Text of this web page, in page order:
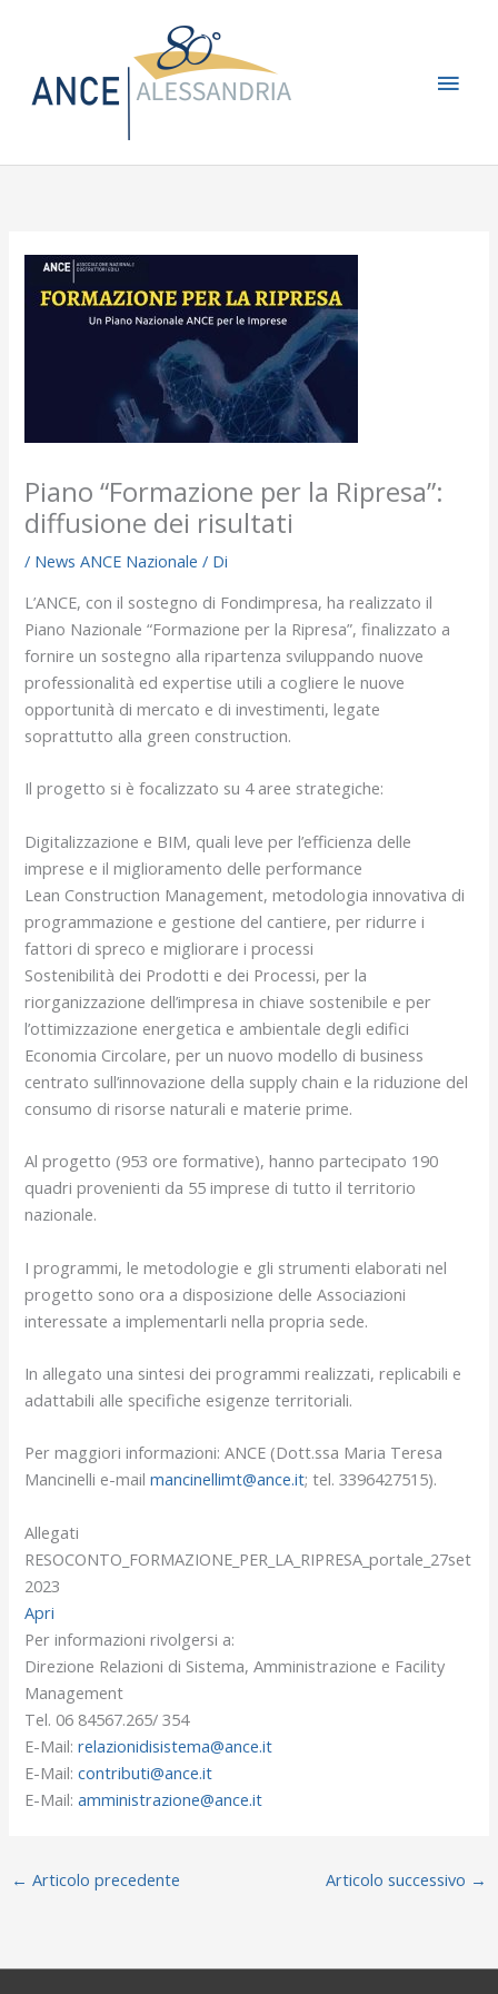
Piano “Formazione per la Ripresa”:
diffusione dei risultati
/ News ANCE Nazionale / Di
L’ANCE, con il sostegno di Fondimpresa, ha realizzato il
Piano Nazionale “Formazione per la Ripresa”, finalizzato a
fornire un sostegno alla ripartenza sviluppando nuove
professionalità ed expertise utili a cogliere le nuove
opportunità di mercato e di investimenti, legate
soprattutto alla green construction.
Il progetto si è focalizzato su 4 aree strategiche:
Digitalizzazione e BIM, quali leve per l’efficienza delle
imprese e il miglioramento delle performance
Lean Construction Management, metodologia innovativa di
programmazione e gestione del cantiere, per ridurre i
fattori di spreco e migliorare i processi
Sostenibilità dei Prodotti e dei Processi, per la
riorganizzazione dell’impresa in chiave sostenibile e per
l’ottimizzazione energetica e ambientale degli edifici
Economia Circolare, per un nuovo modello di business
centrato sull’innovazione della supply chain e la riduzione del
consumo di risorse naturali e materie prime.
Al progetto (953 ore formative), hanno partecipato 190
quadri provenienti da 55 imprese di tutto il territorio
nazionale.
I programmi, le metodologie e gli strumenti elaborati nel
progetto sono ora a disposizione delle Associazioni
interessate a implementarli nella propria sede.
In allegato una sintesi dei programmi realizzati, replicabili e
adattabili alle specifiche esigenze territoriali.
Per maggiori informazioni: ANCE (Dott.ssa Maria Teresa
Mancinelli e-mailmancinellimt@ance.it; tel. 3396427515).
Allegati
RESOCONTO_FORMAZIONE_PER_LA_RIPRESA_portale_27set
2023
Apri
Per informazioni rivolgersi a:
Direzione Relazioni di Sistema, Amministrazione e Facility
Management
Tel. 06 84567.265/ 354
E-Mail:relazionidisistema@ance.it
E-Mail:contributi@ance.it
E-Mail:amministrazione@ance.it
← Articolo precedente Articolo successivo →